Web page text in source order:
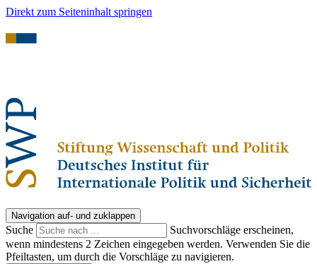
Direkt zum Seiteninhalt springen
Navigation auf- und zuklappen
Suche
Suchvorschläge erscheinen,
wenn mindestens 2 Zeichen eingegeben werden. Verwenden Sie die
Pfeiltasten, um durch die Vorschläge zu navigieren.